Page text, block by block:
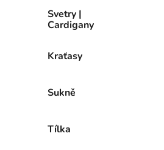
Svetry |
Cardigany
Kraťasy
Sukně
Tílka